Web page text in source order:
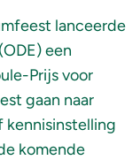
lanceerde
een
Prijs voor
gaan naar
kennisinstelling
komende